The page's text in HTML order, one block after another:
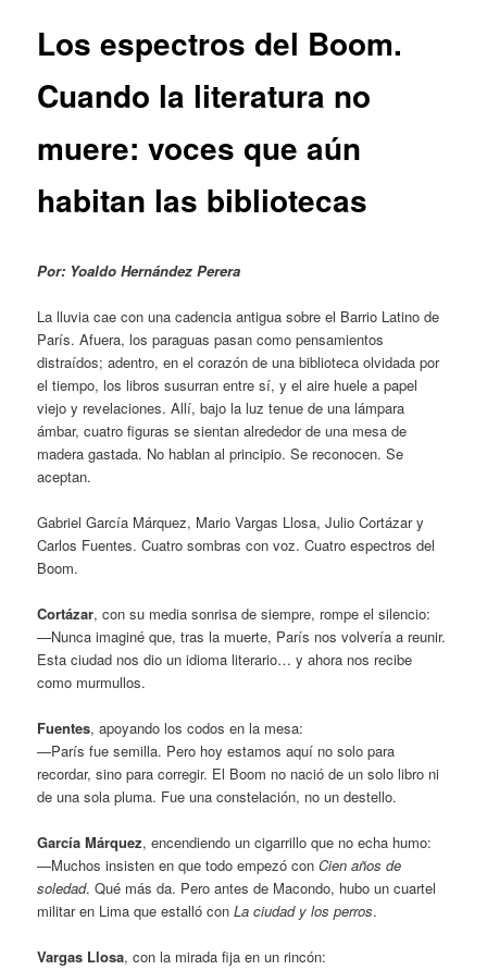
Los espectros del Boom.
Cuando la literatura no
muere: voces que aún
habitan las bibliotecas
Por: Yoaldo Hernández Perera
La lluvia cae con una cadencia antigua sobre el Barrio Latino de
París. Afuera, los paraguas pasan como pensamientos
distraídos; adentro, en el corazón de una biblioteca olvidada por
el tiempo, los libros susurran entre sí, y el aire huele a papel
viejo y revelaciones. Allí, bajo la luz tenue de una lámpara
ámbar, cuatro figuras se sientan alrededor de una mesa de
madera gastada. No hablan al principio. Se reconocen. Se
aceptan.
Gabriel García Márquez, Mario Vargas Llosa, Julio Cortázar y
Carlos Fuentes. Cuatro sombras con voz. Cuatro espectros del
Boom.
Cortázar, con su media sonrisa de siempre, rompe el silencio:
—Nunca imaginé que, tras la muerte, París nos volvería a reunir.
Esta ciudad nos dio un idioma literario… y ahora nos recibe
como murmullos.
Fuentes, apoyando los codos en la mesa:
—París fue semilla. Pero hoy estamos aquí no solo para
recordar, sino para corregir. El Boom no nació de un solo libro ni
de una sola pluma. Fue una constelación, no un destello.
García Márquez, encendiendo un cigarrillo que no echa humo:
—Muchos insisten en que todo empezó conCien años de
soledad. Qué más da. Pero antes de Macondo, hubo un cuartel
militar en Lima que estalló conLa ciudad y los perros.
Vargas Llosa, con la mirada fija en un rincón: